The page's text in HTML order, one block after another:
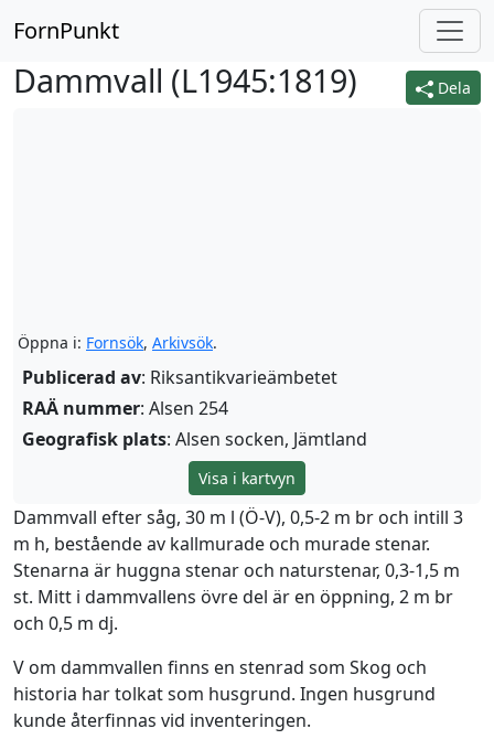
FornPunkt
Dela
Dammvall (L1945:1819)
Öppna i: Fornsök, Arkivsök.
Publicerad av: Riksantikvarieämbetet
RAÄ nummer: Alsen 254
Geografisk plats: Alsen socken, Jämtland
Visa i kartvyn
Dammvall efter såg, 30 m l (Ö-V), 0,5-2 m br och intill 3
m h, bestående av kallmurade och murade stenar.
Stenarna är huggna stenar och naturstenar, 0,3-1,5 m
st. Mitt i dammvallens övre del är en öppning, 2 m br
och 0,5 m dj.
V om dammvallen finns en stenrad som Skog och
historia har tolkat som husgrund. Ingen husgrund
kunde återfinnas vid inventeringen.